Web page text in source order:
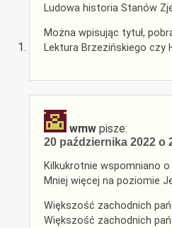
Ludowa historia Stanów
Można wpisując tytuł,
Lektura Brzezińskiego czy
wmw pisze:
20 października 2022 o
Kilkukrotnie wspomniano
Mniej więcej na poziomie
Większość zachodnich
Większość zachodnich